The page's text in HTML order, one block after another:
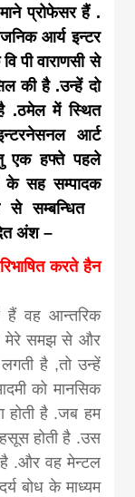
प्रोफेसर हैं .
आर्य इन्टर
पी वाराणसी से
की है .उन्हें दो
.ठमेल में स्थित
आर्ट
एक हफ्ते पहले
के सह सम्पादक
से सम्बन्धित
अंश –
करते हैन
हैं वह आन्तरिक
मेरे समझ से और
है ,तो उन्हें
को मानसिक
है .जब हम
होती है .उस
.और वह मेन्टल
बोध के माध्यम